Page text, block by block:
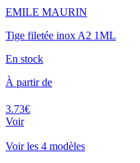
EMILE MAURIN
Tige filetée inox A2 1ML
En stock
À partir de
3.73€
Voir
Voir les 4 modèles